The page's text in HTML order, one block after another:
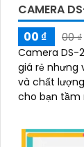
CAMERA
00 ₫
00 ₫
Camera DS-
giá rẻ nhưng vô cùng
và chất
cho bạn tầm